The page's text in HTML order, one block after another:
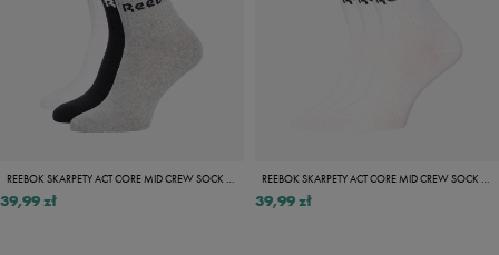
REEBOK SKARPETY ACT CORE MID CREW SOCK 3P
39,99 zł
REEBOK SKARPETY ACT CORE MID CREW SOCK 3P
39,99 zł